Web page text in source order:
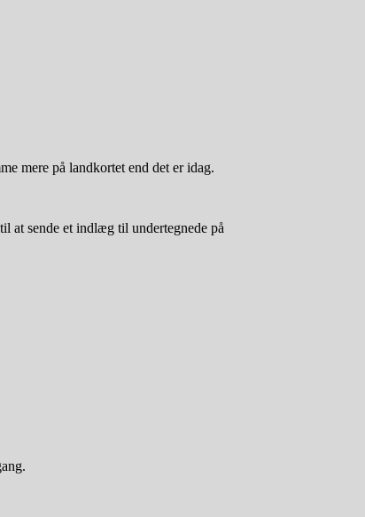
mere på landkortet end det er idag.
at sende et indlæg til undertegnede på